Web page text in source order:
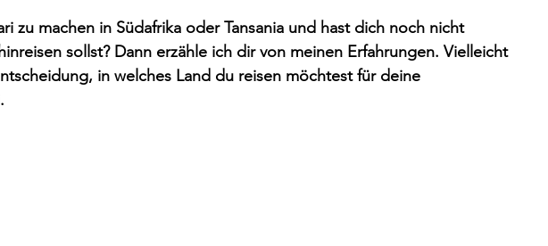
zu machen in Südafrika oder Tansania und hast dich noch nicht
sollst? Dann erzähle ich dir von meinen Erfahrungen. Vielleicht
in welches Land du reisen möchtest für deine